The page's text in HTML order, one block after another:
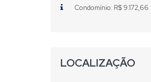
Condomínio: R$ 9.172,66
LOCALIZAÇÃO